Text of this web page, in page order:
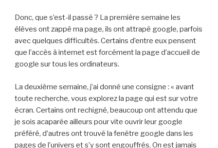
Donc, que s’est-il passé ? La première semaine les
élèves ont zappé ma page, ils ont attrapé google, parfois
avec quelques difficultés. Certains d’entre eux pensent
que l’accès à internet est forcément la page d’accueil de
google sur tous les ordinateurs.
La deuxième semaine, j’ai donné une consigne : « avant
toute recherche, vous explorez la page qui est sur votre
écran. Certains ont rechigné, beaucoup ont attendu que
je sois acaparée ailleurs pour vite ouvrir leur google
préféré, d’autres ont trouvé la fenêtre google dans les
pages de l’univers et s’y sont engouffrés. On est jamais